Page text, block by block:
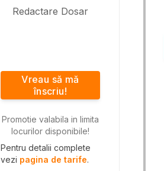
Redactare Dosar
Vreau să mă
înscriu!
Promotie valabila in limita
locurilor disponibile!
Pentru detalii complete
vezi pagina de tarife.